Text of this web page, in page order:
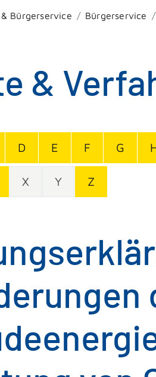
Bürgerservice Bürgerservice
&
D E F G
X Y Z